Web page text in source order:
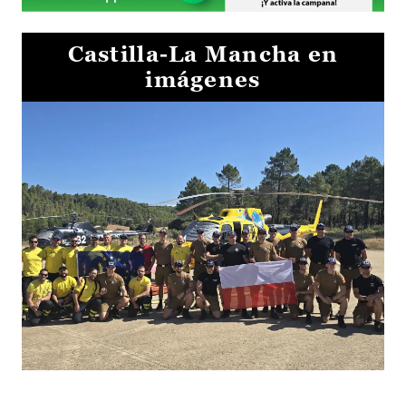
Castilla-La Mancha en
imágenes